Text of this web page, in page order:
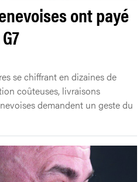
ont payé
se chiffrant en dizaines de
coûteuses, livraisons
demandent un geste du